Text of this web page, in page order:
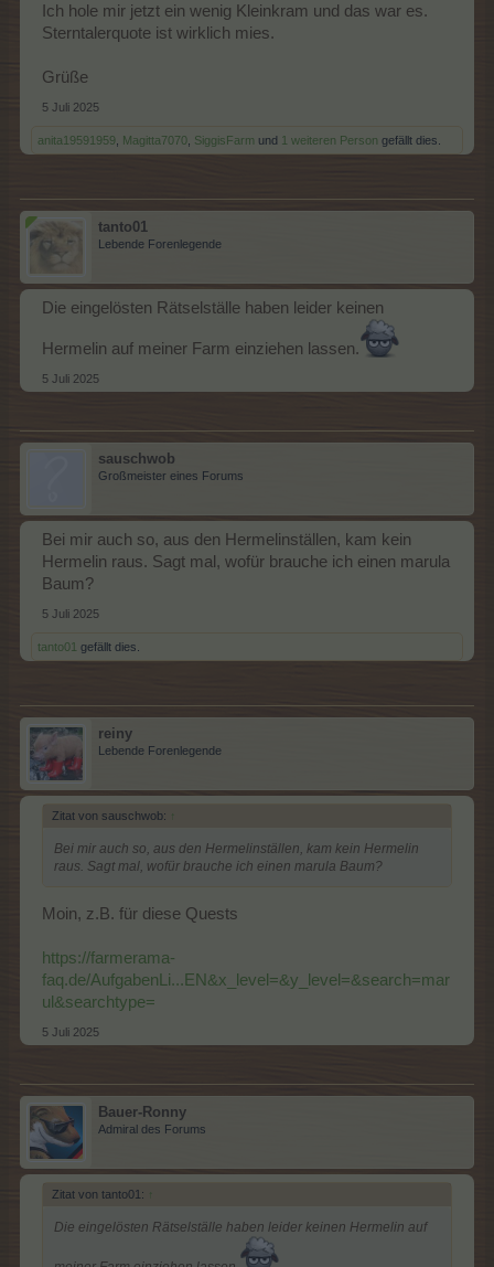
Ich hole mir jetzt ein wenig Kleinkram und das war es.
Sterntalerquote ist wirklich mies.
Grüße
5 Juli 2025
anita19591959 Magitta7070 SiggisFarm und 1 weiteren Person gefällt dies.
tanto01
Lebende Forenlegende
Die eingelösten Rätselställe haben leider keinen
Hermelin auf meiner Farm einziehen lassen.
5 Juli 2025
sauschwob
Großmeister eines Forums
Bei mir auch so, aus den Hermelinställen, kam kein
Hermelin raus. Sagt mal, wofür brauche ich einen marula
Baum?
5 Juli 2025
tanto01 gefällt dies.
reiny
Lebende Forenlegende
Zitat von sauschwob: ↑
Bei mir auch so, aus den Hermelinställen, kam kein Hermelin
raus. Sagt mal, wofür brauche ich einen marula Baum?
Moin, z.B. für diese Quests
https://farmerama-
faq.de/AufgabenLi...EN&x_level=&y_level=&search=mar
ul&searchtype=
5 Juli 2025
Bauer-Ronny
Admiral des Forums
Zitat von tanto01: ↑
Die eingelösten Rätselställe haben leider keinen Hermelin auf